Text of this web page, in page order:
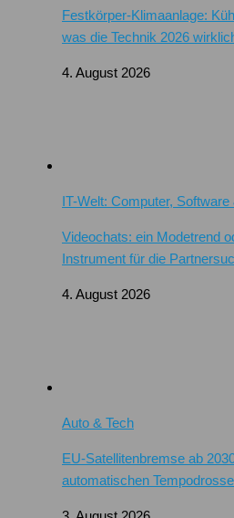
Festkörper-Klimaanlage:
was die Technik 2026
4. August 2026
IT-Welt: Computer,
Videochats: ein Modetrend
Instrument für die
4. August 2026
Auto & Tech
EU-Satellitenbremse ab
automatischen